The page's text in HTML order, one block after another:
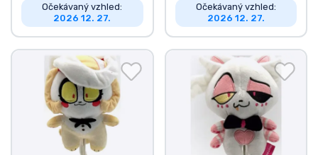
Očekávaný vzhled:
2026 12. 27.
Očekávaný vzhled:
2026 12. 27.